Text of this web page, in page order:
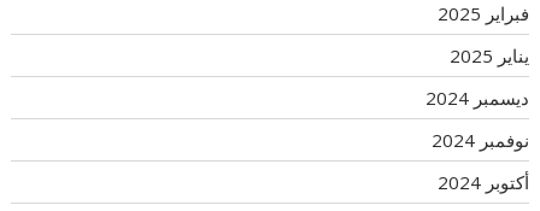
فبراير 2025
يناير 2025
ديسمبر 2024
نوفمبر 2024
أكتوبر 2024